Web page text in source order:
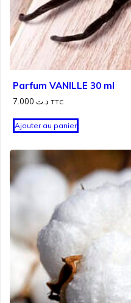
Parfum VANILLE 30 ml
د.ت TTC
Ajouter au panier